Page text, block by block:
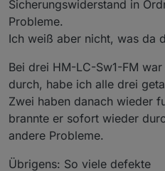
Sicherungswiderstand in
Probleme.
Ich weiß aber nicht, was da
Bei drei HM-LC-Sw1-FM
durch, habe ich alle drei
Zwei haben danach wieder
brannte er sofort wieder
andere Probleme.
Übrigens: So viele defekte